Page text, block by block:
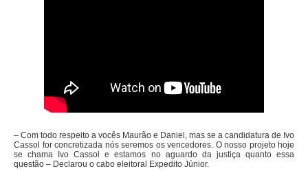
– Com todo respeito a vocês Maurão e Daniel, mas se a candidatura de Ivo
Cassol for concretizada nós seremos os vencedores. O nosso projeto hoje
se chama Ivo Cassol e estamos no aguardo da justiça quanto essa
questão – Declarou o cabo eleitoral Expedito Júnior.